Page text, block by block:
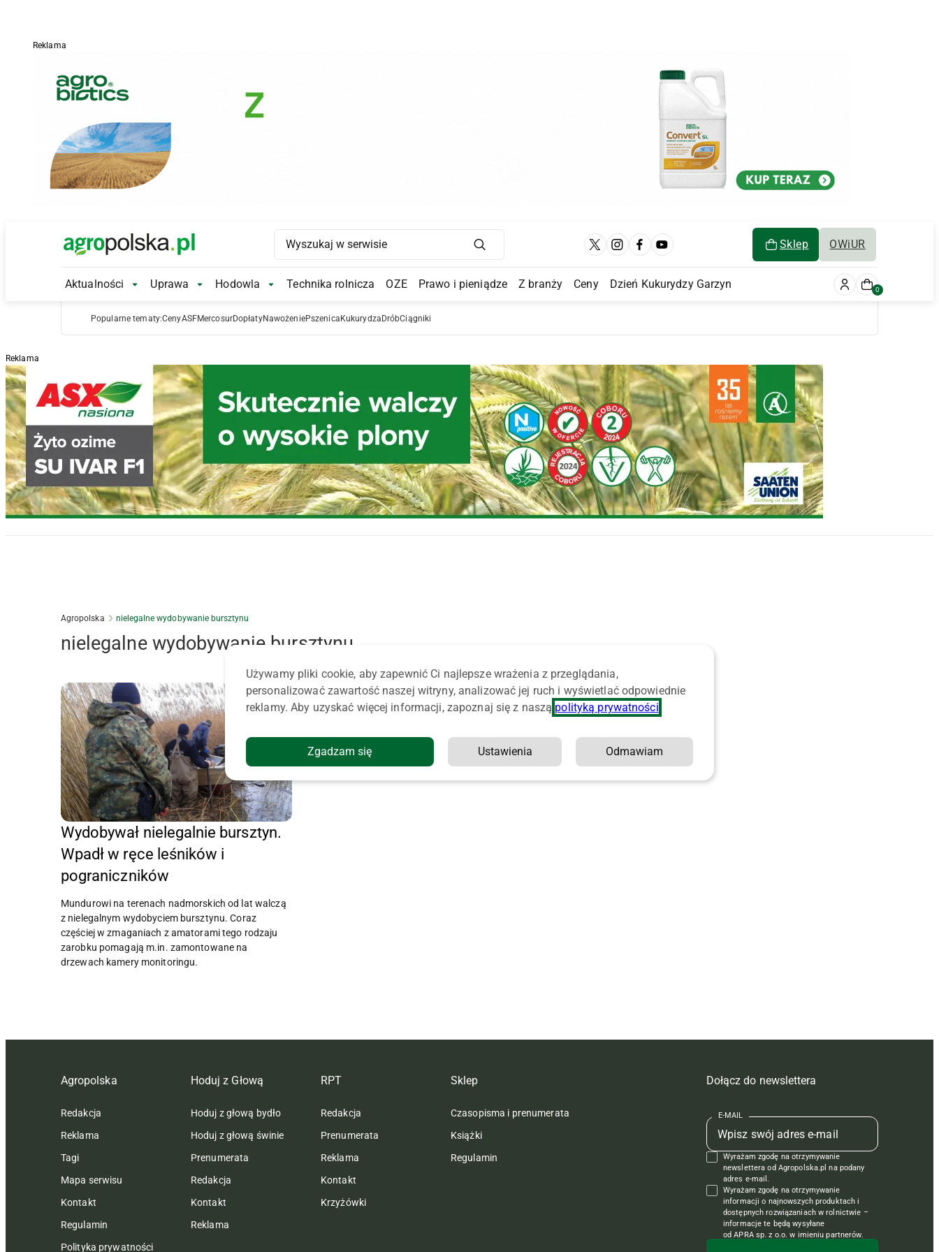
Reklama
Main Logo Sklep OWiUR
Main Navigation
Aktualności Aktualności Submenu
Uprawa Uprawa Submenu
Hodowla Hodowla Submenu
Technika rolnicza OZE Prawo i pieniądze Z branży Ceny Dzień Kukurydzy Garzyn 0
Popularne tematy:CenyASFMercosurDopłatyNawożeniePszenica Kukurydza DróbCiągniki
Reklama
Agropolska nielegalne wydobywanie bursztynu
nielegalne wydobywanie bursztynu
Wydobywał nielegalnie bursztyn.
Wpadł w ręce leśników i
pograniczników
Mundurowi na terenach nadmorskich od lat walczą
z nielegalnym wydobyciem bursztynu. Coraz
częściej w zmaganiach z amatorami tego rodzaju
zarobku pomagają m.in. zamontowane na
drzewach kamery monitoringu.
Agropolska
Redakcja
Reklama
Tagi
Mapa serwisu
Kontakt
Regulamin
Polityka prywatności
Hoduj z Głową
Hoduj z głową bydło
Hoduj z głową świnie
Prenumerata
Redakcja
Kontakt
Reklama
RPT
Redakcja
Prenumerata
Reklama
Kontakt
Krzyżówki
Sklep
Czasopisma i prenumerata
Książki
Regulamin
Dołącz do newslettera
E-MAIL
Wyrażam zgodę na otrzymywanie
newslettera od Agropolska.pl na podany
adres e-mail.
Wyrażam zgodę na otrzymywanie
informacji o najnowszych produktach i
dostępnych rozwiązaniach w rolnictwie –
informacje te będą wysyłane
od APRA sp. z o.o. w imieniu partnerów.
Używamy pliki cookie, aby zapewnić Ci najlepsze wrażenia z przeglądania,
personalizować zawartość naszej witryny, analizować jej ruch i wyświetlać odpowiednie
reklamy. Aby uzyskać więcej informacji, zapoznaj się z naszą polityką prywatności
Zgadzam się Ustawienia Odmawiam